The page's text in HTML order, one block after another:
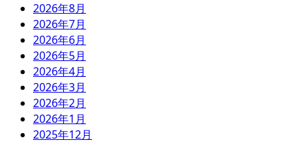
2026年8月
2026年7月
2026年6月
2026年5月
2026年4月
2026年3月
2026年2月
2026年1月
2025年12月